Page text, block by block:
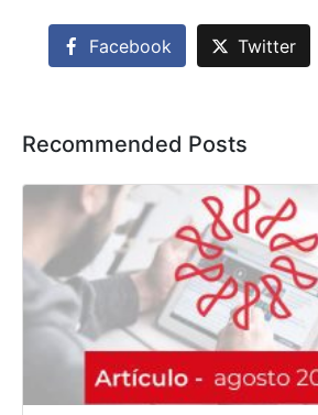
Facebook Twitter
Recommended Posts